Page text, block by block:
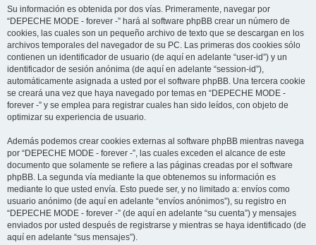
Su información es obtenida por dos vías. Primeramente, navegar por
“DEPECHE MODE - forever -” hará al software phpBB crear un número de
cookies, las cuales son un pequeño archivo de texto que se descargan en los
archivos temporales del navegador de su PC. Las primeras dos cookies sólo
contienen un identificador de usuario (de aquí en adelante “user-id”) y un
identificador de sesión anónima (de aquí en adelante “session-id”),
automáticamente asignada a usted por el software phpBB. Una tercera cookie
se creará una vez que haya navegado por temas en “DEPECHE MODE -
forever -” y se emplea para registrar cuales han sido leídos, con objeto de
optimizar su experiencia de usuario.
Además podemos crear cookies externas al software phpBB mientras navega
por “DEPECHE MODE - forever -”, las cuales exceden el alcance de este
documento que solamente se refiere a las páginas creadas por el software
phpBB. La segunda vía mediante la que obtenemos su información es
mediante lo que usted envía. Esto puede ser, y no limitado a: envíos como
usuario anónimo (de aquí en adelante “envíos anónimos”), su registro en
“DEPECHE MODE - forever -” (de aquí en adelante “su cuenta”) y mensajes
enviados por usted después de registrarse y mientras se haya identificado (de
aquí en adelante “sus mensajes”).